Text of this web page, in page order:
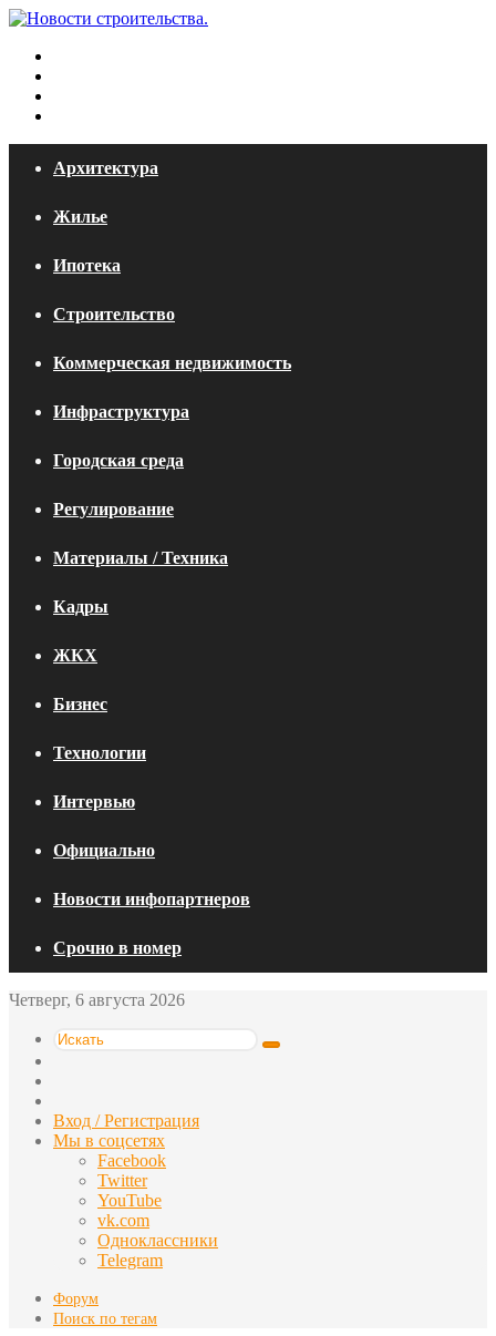
Архитектура
Жилье
Ипотека
Строительство
Коммерческая недвижимость
Инфраструктура
Городская среда
Регулирование
Материалы / Техника
Кадры
ЖКХ
Бизнес
Технологии
Интервью
Официально
Новости инфопартнеров
Срочно в номер
Четверг, 6 августа 2026
Искать
статья
Вход / Регистрация
Мы в соцсетях
Facebook
Twitter
YouTube
vk.com
Одноклассники
Telegram
Форум
Поиск по тегам